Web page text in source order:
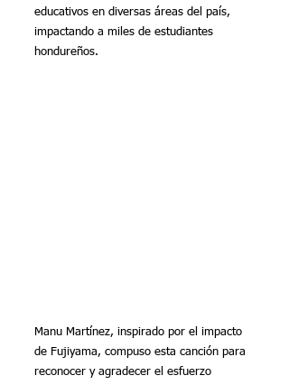
educativos en diversas áreas del país,
impactando a miles de estudiantes
hondureños.
Manu Martínez, inspirado por el impacto
de Fujiyama, compuso esta canción para
reconocer y agradecer el esfuerzo